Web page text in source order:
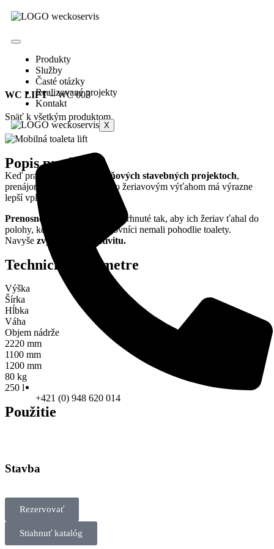
Produkty
Služby
Časté otázky
Realizované projekty
Kontakt
X
+421 (0) 948 620 014
WC LIFT– WC 003
Späť k všetkým produktom
Popis produktu
Keď pracujete na viacúrovňových stavebných projektoch,
prenájom prenosnej toalety so žeriavovým výťahom má výrazne
lepší vplyv na čas výstavby.
Prenosné toalety LIFT
sú navrhnuté tak, aby ich žeriav ťahal do
polohy, kde by niektorí pracovníci nemali pohodlie toalety.
Navyše zvyšujú produktivitu.
Technické parametre
Výška
Šírka
Hĺbka
Váha
Objem nádrže
2220 mm
1100 mm
1200 mm
80 kg
250 l
Použitie
Stavba
Rezervovať
Stiahnuť katalóg